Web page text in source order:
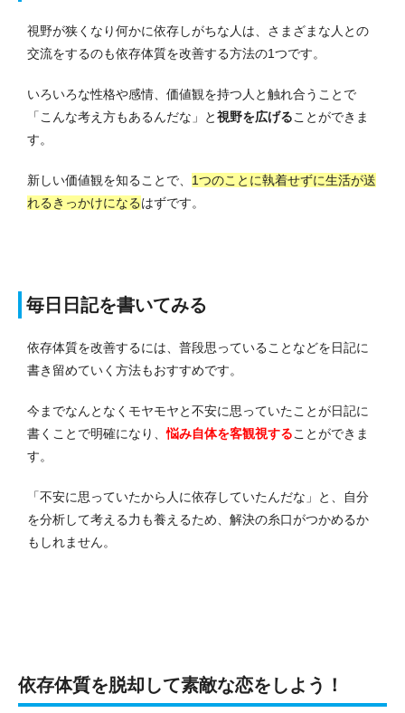
視野が狭くなり何かに依存しがちな人は、さまざまな人との
交流をするのも依存体質を改善する方法の1つです。
いろいろな性格や感情、価値観を持つ人と触れ合うことで
「こんな考え方もあるんだな」と視野を広げることができま
す。
新しい価値観を知ることで、 1つのことに執着せずに生活が送
れるきっかけになるはずです。
毎日日記を書いてみる
依存体質を改善するには、普段思っていることなどを日記に
書き留めていく方法もおすすめです。
今までなんとなくモヤモヤと不安に思っていたことが日記に
書くことで明確になり、悩み自体を客観視することができま
す。
「不安に思っていたから人に依存していたんだな」と、自分
を分析して考える力も養えるため、解決の糸口がつかめるか
もしれません。
依存体質を脱却して素敵な恋をしよう！